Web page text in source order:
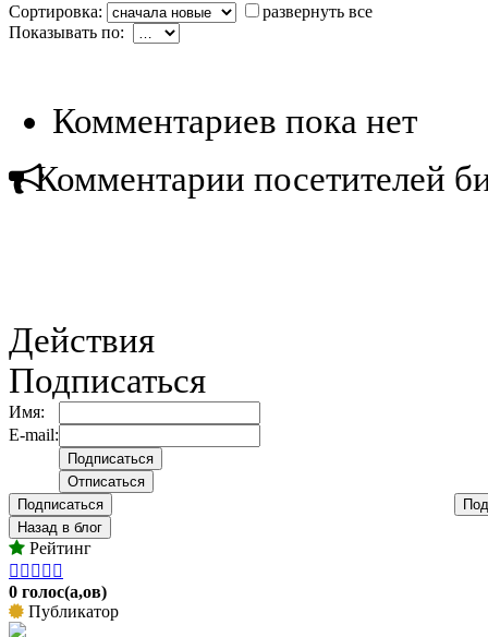
Сортировка:
развернуть все
Показывать по:
Комментариев пока нет
Комментарии посетителей
Действия
Подписаться
Имя:
E-mail:
Подписаться
Назад в блог
Рейтинг
    
0 голос(а,ов)
Публикатор